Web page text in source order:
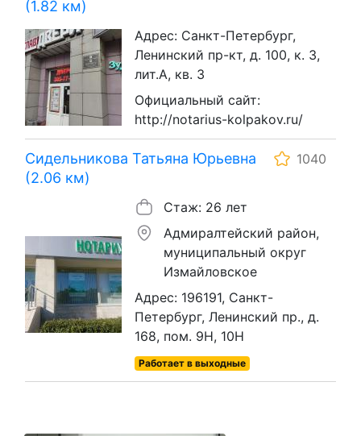
(1.82 км)
Адрес: Санкт-Петербург,
Ленинский пр-кт, д. 100, к. 3,
лит.А, кв. 3
Официальный сайт:
http://notarius-kolpakov.ru/
Сидельникова Татьяна Юрьевна
(2.06 км)
1040
Стаж: 26 лет
Адмиралтейский район,
муниципальный округ
Измайловское
Адрес: 196191, Санкт-
Петербург, Ленинский пр., д.
168, пом. 9Н, 10Н
Работает в выходные